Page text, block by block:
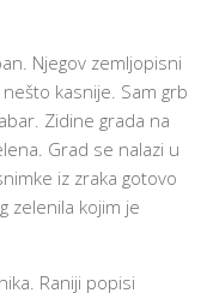
Njegov zemljopisni
kasnije. Sam grb
Zidine grada na
Grad se nalazi u
iz zraka gotovo
zelenila kojim je
Raniji popisi